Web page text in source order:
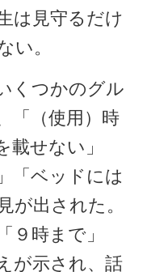
は見守るだけ
い。
くつかのグル
「（使用）時
載せない」
「ベッドには
が出された。
９時まで」
が示され、話